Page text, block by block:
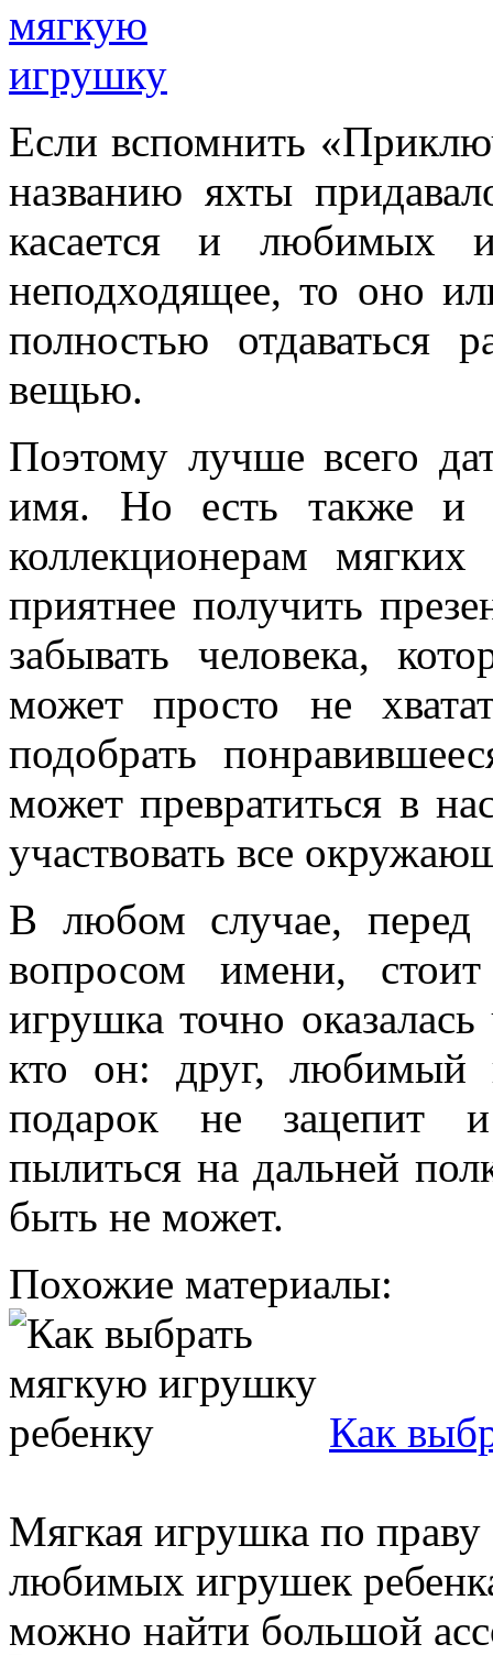
Если вспомнить
названию яхты
касается и любимых
неподходящее, то оно
полностью отдаваться
вещью.
Поэтому лучше всего
имя. Но есть также и
коллекционерам
приятнее получить
забывать человека,
может просто не
подобрать
может превратиться в
участвовать все
В любом случае, перед
вопросом имени,
игрушка точно
кто он: друг, любимый
подарок не зацепит
пылиться на дальней
быть не может.
Похожие материалы:
Как
Мягкая игрушка по праву
любимых игрушек
можно найти большой